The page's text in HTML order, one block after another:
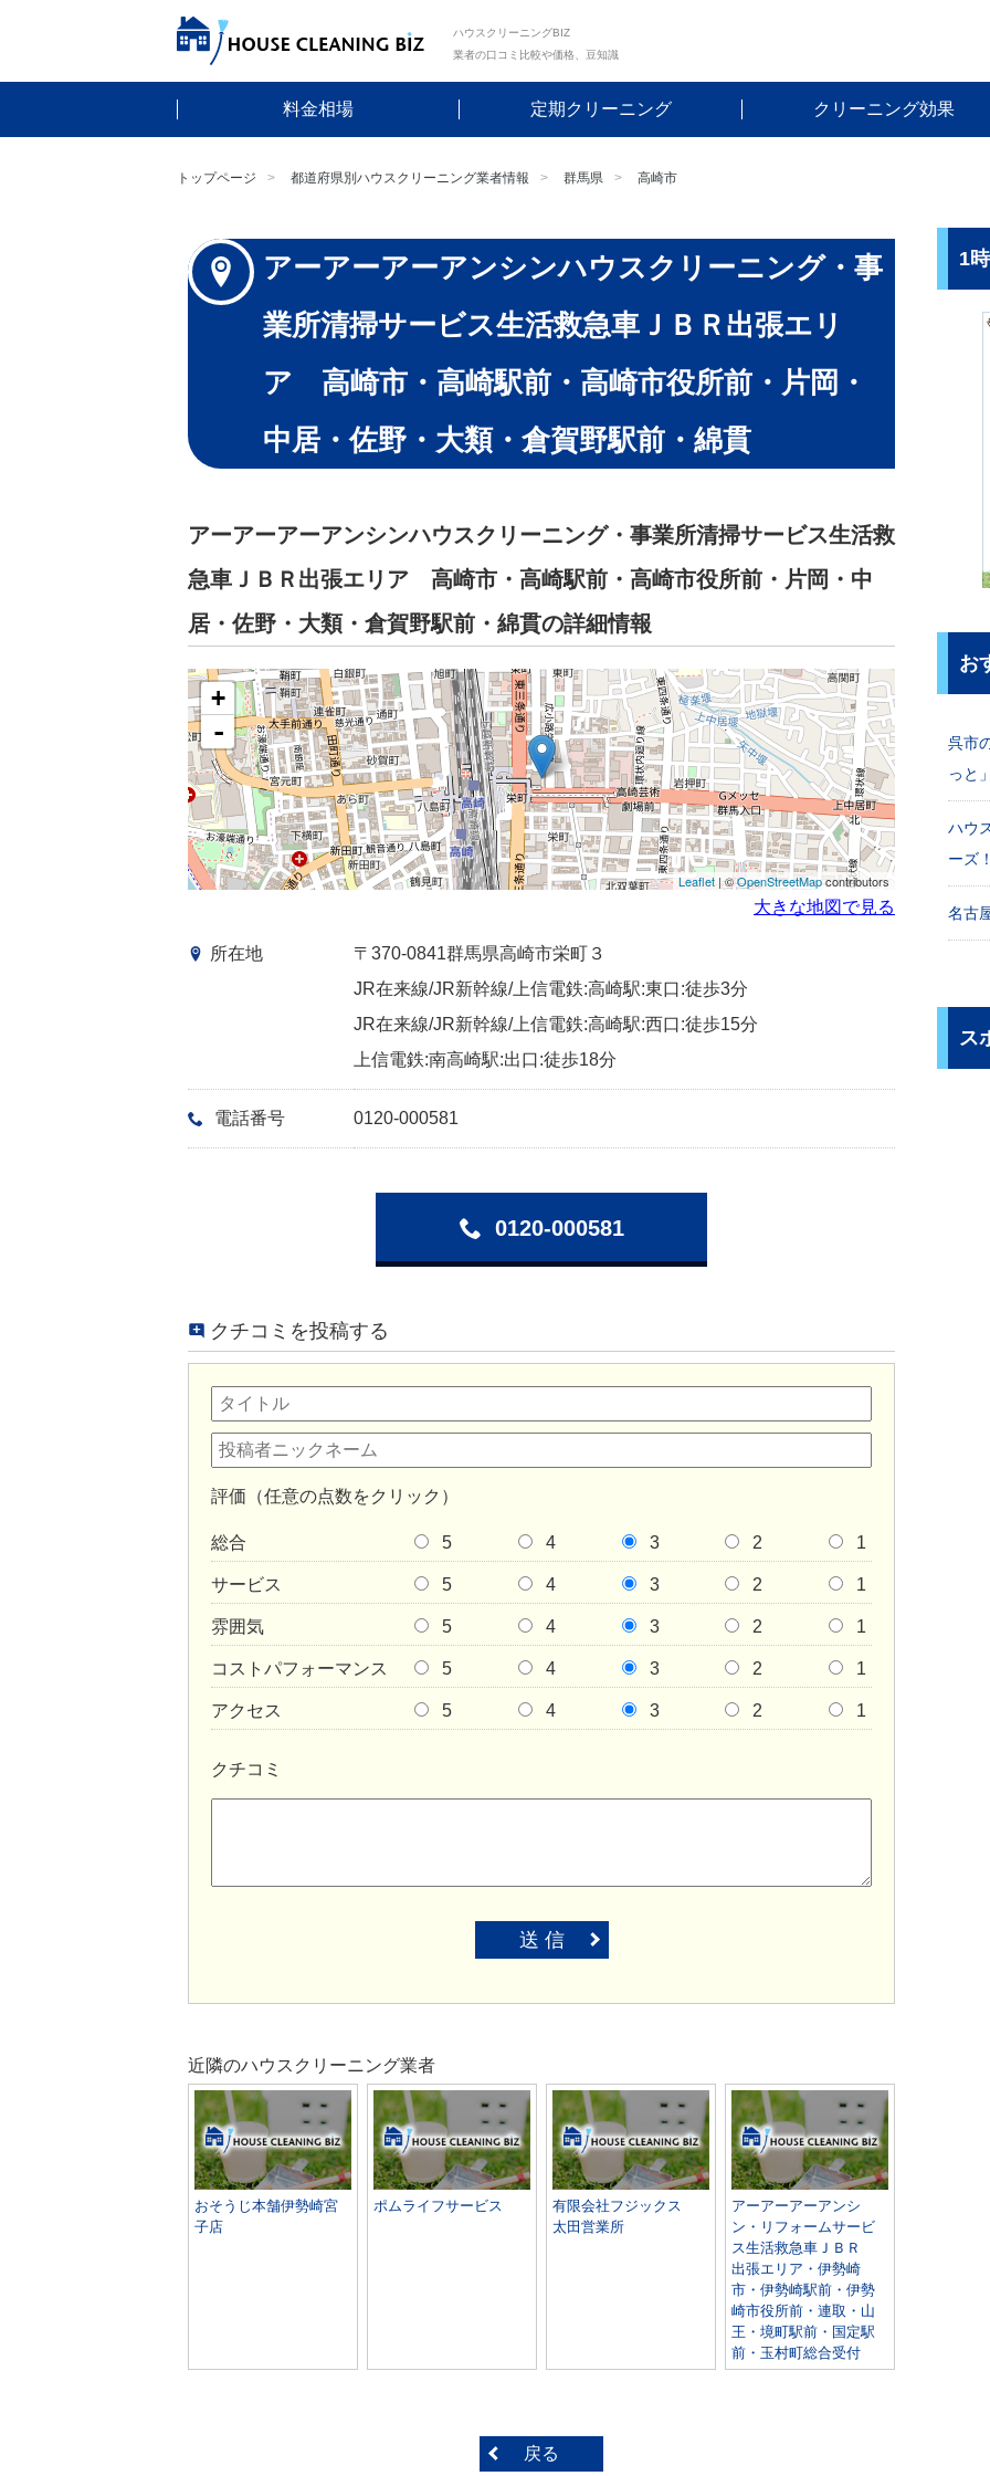
ハウスクリーニングBIZ
業者の口コミ比較や価格、豆知識
料金相場 定期クリーニング クリーニング効果
トップページ 都道府県別ハウスクリーニング業者情報 群馬県 高崎市
アーアーアーアンシンハウスクリーニング・事
業所清掃サービス生活救急車ＪＢＲ出張エリ
ア 高崎市・高崎駅前・高崎市役所前・片岡・
中居・佐野・大類・倉賀野駅前・綿貫
アーアーアーアンシンハウスクリーニング・事業所清掃サービス生活救
急車ＪＢＲ出張エリア 高崎市・高崎駅前・高崎市役所前・片岡・中
居・佐野・大類・倉賀野駅前・綿貫の詳細情報
+
-
Leaflet| ©OpenStreetMapcontributors
大きな地図で見る
所在地
〒370-0841群馬県高崎市栄町３
JR在来線/JR新幹線/上信電鉄:高崎駅:東口:徒歩3分
JR在来線/JR新幹線/上信電鉄:高崎駅:西口:徒歩15分
上信電鉄:南高崎駅:出口:徒歩18分
電話番号 0120-000581
0120-000581
クチコミを投稿する
評価（任意の点数をクリック）
総合 5 4 3 2 1
サービス 5 4 3 2 1
雰囲気 5 4 3 2 1
コストパフォーマンス 5 4 3 2 1
アクセス 5 4 3 2 1
クチコミ
送 信
近隣のハウスクリーニング業者
おそうじ本舗伊勢崎宮
子店
ポムライフサービス
有限会社フジックス
太田営業所
アーアーアーアンシ
ン・リフォームサービ
ス生活救急車ＪＢＲ
出張エリア・伊勢崎
市・伊勢崎駅前・伊勢
崎市役所前・連取・山
王・境町駅前・国定駅
前・玉村町総合受付
戻る
1
お
呉市
っと」
ハウ
ーズ！
名古
ス